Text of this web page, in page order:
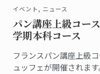
イベント, ニュース
パン講座上級コー
学期本科コース
フランスパン講座上級
ュッフェが開催されます